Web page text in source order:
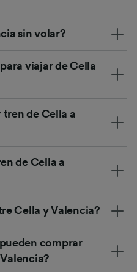
sin volar?
viajar de Cella
tren de Cella a
de Cella a
Cella y Valencia?
comprar